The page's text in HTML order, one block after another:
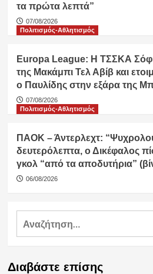
τα πρώτα λεπτά”
07/08/2026
Πολιτισμός-Αθλητισμός
Europa League: Η ΤΣΣΚΑ
της Μακάμπι Τελ Αβίβ και
ο Παυλίδης στην εξάρα της
07/08/2026
Πολιτισμός-Αθλητισμός
ΠΑΟΚ – Άντερλεχτ:
δευτερόλεπτα, ο Δικέφαλος
γκολ “από τα αποδυτήρια”
06/08/2026
Διαβάστε επίσης